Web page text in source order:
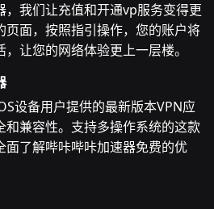
，我们让充值和开通vp服务变得更
页面，按照指引操作，您的账户将
让您的网络体验更上一层楼。
设备用户提供的最新版本VPN应
和兼容性。支持多操作系统的这款
面了解哔咔哔咔加速器免费的优